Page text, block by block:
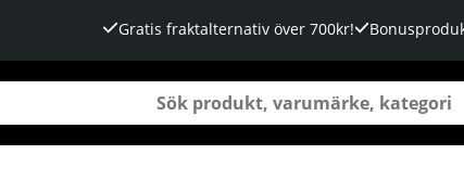
Gratis fraktalternativ över 700kr!